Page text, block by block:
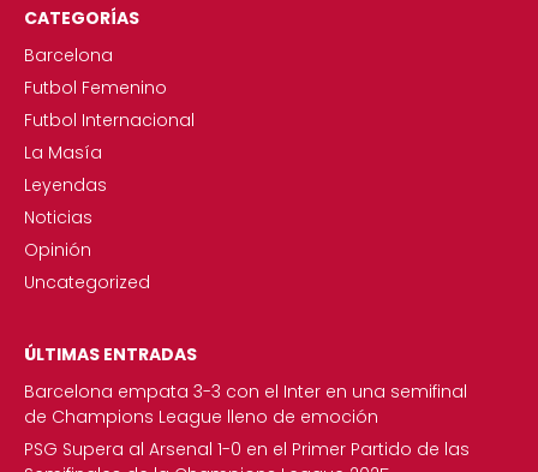
CATEGORÍAS
Barcelona
Futbol Femenino
Futbol Internacional
La Masía
Leyendas
Noticias
Opinión
Uncategorized
ÚLTIMAS ENTRADAS
Barcelona empata 3-3 con el Inter en una semifinal
de Champions League lleno de emoción
PSG Supera al Arsenal 1-0 en el Primer Partido de las